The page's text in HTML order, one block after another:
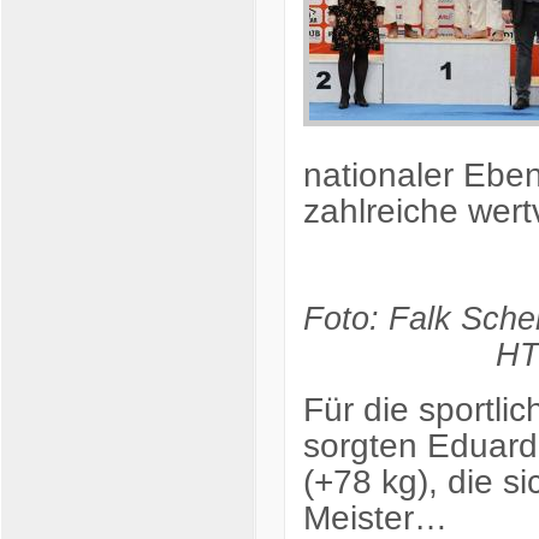
nationaler
zahlreiche
Für die
sorgten
(+78 kg), die
Meister…